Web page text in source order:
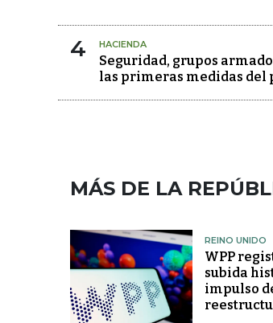
4 HACIENDA
Seguridad, grupos
las primeras medidas del
MÁS DE LA
REINO UNIDO
WPP
subida
impulso